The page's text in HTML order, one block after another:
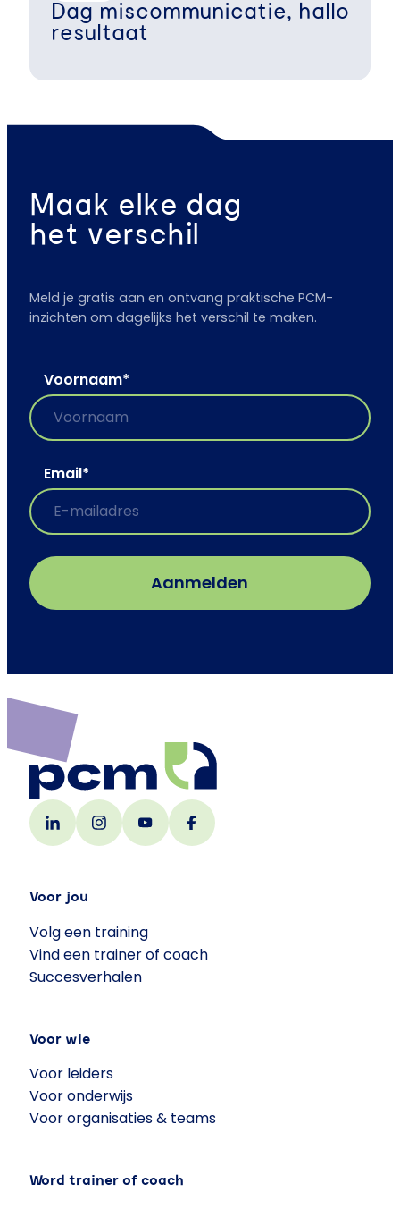
Dag miscommunicatie, hallo
resultaat
Maak elke dag
het verschil
Meld je gratis aan en ontvang praktische PCM-
inzichten om dagelijks het verschil te maken.
Voornaam*
Email*
Voor jou
Volg een training
Vind een trainer of coach
Succesverhalen
Voor wie
Voor leiders
Voor onderwijs
Voor organisaties & teams
Word trainer of coach